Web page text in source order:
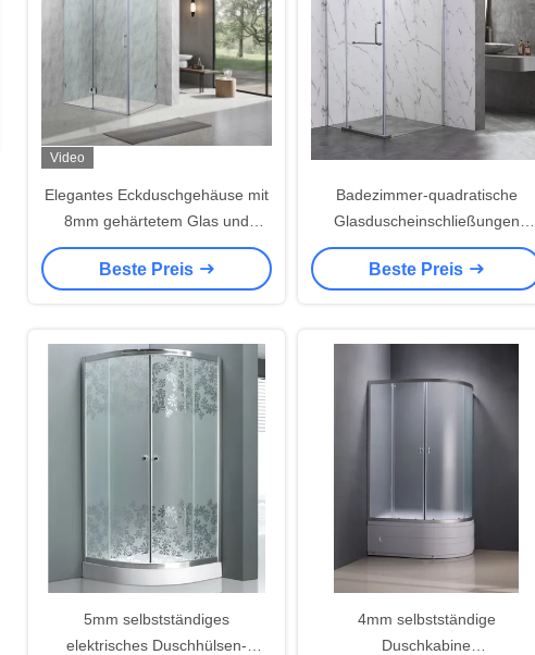
Video
Elegantes Eckduschgehäuse mit
8mm gehärtetem Glas und
Scharnier
Beste Preis
Badezimmer-quadratische
Glasduscheinschließungen
ISO9001 900x900x1900mm
Beste Preis
5mm selbstständiges
elektrisches Duschhülsen-
4mm selbstständige
Duschkabine